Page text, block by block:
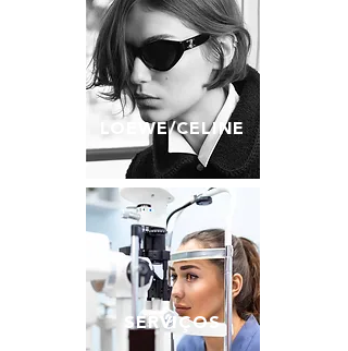
LOEWE/CELINE
SERVIÇOS